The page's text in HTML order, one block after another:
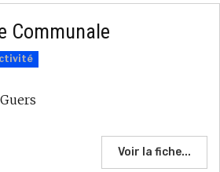
Communale
Voir la fiche...